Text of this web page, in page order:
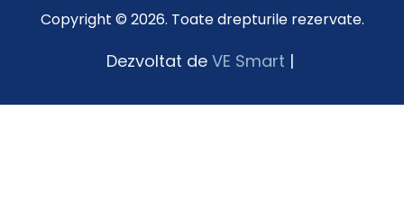
Copyright © 2026. Toate drepturile rezervate.
Dezvoltat de VE Smart |